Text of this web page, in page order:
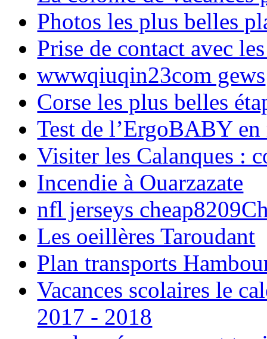
Photos les plus belles
Prise de contact avec
wwwqiuqin23com gews
Corse les plus belles
Test de l’ErgoBABY en
Visiter les Calanques :
Incendie à Ouarzazate
nfl jerseys
Les oeillères Taroudant
Plan transports
Vacances scolaires le
2017 - 2018